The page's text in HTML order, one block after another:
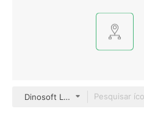
Dinosoft Lineal